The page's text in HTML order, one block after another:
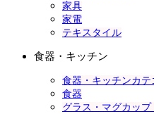
家具
家電
テキスタイル
食器・キッチン
食器・キッチンカテ
食器
グラス・マグカップ